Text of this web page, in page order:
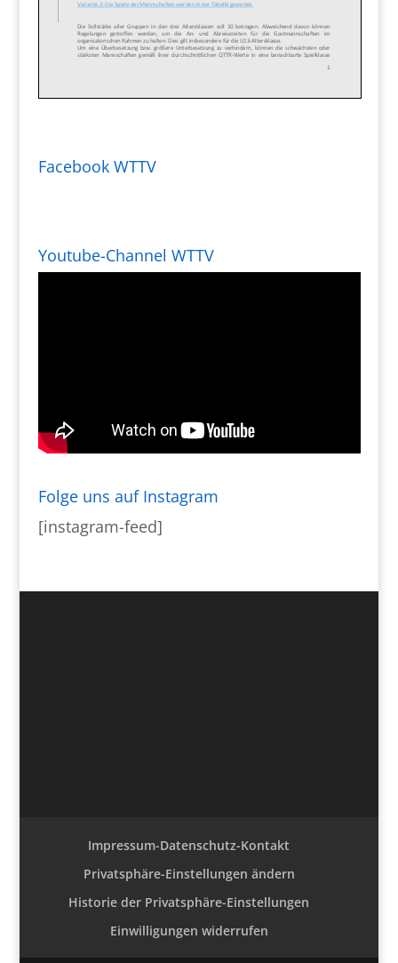
Facebook WTTV
Youtube-Channel WTTV
Folge uns auf Instagram
[instagram-feed]
Impressum-Datenschutz-Kontakt
Privatsphäre-Einstellungen ändern
Historie der Privatsphäre-Einstellungen
Einwilligungen widerrufen